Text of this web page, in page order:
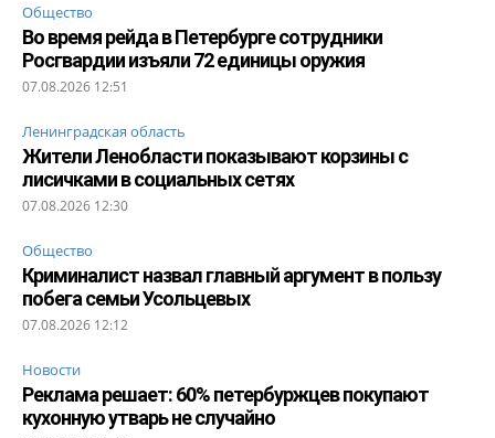
Общество
Во время рейда в Петербурге сотрудники
Росгвардии изъяли 72 единицы оружия
07.08.2026 12:51
Ленинградская область
Жители Ленобласти показывают корзины с
лисичками в социальных сетях
07.08.2026 12:30
Общество
Криминалист назвал главный аргумент в пользу
побега семьи Усольцевых
07.08.2026 12:12
Новости
Реклама решает: 60% петербуржцев покупают
кухонную утварь не случайно